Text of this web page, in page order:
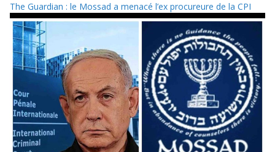
The Guardian : le Mossad a menacé l’ex procureure de la CPI